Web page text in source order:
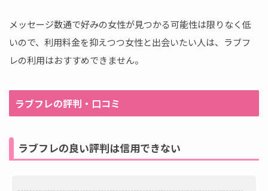
メッセージ数通で好みの女性が見つかる可能性は限りなく低
いので、利用料金を抑えつつ女性と出会いたい人は、ラブフ
レの利用はおすすめできません。
ラブフレの評判・口コミ
ラブフレの良い評判は信用できない